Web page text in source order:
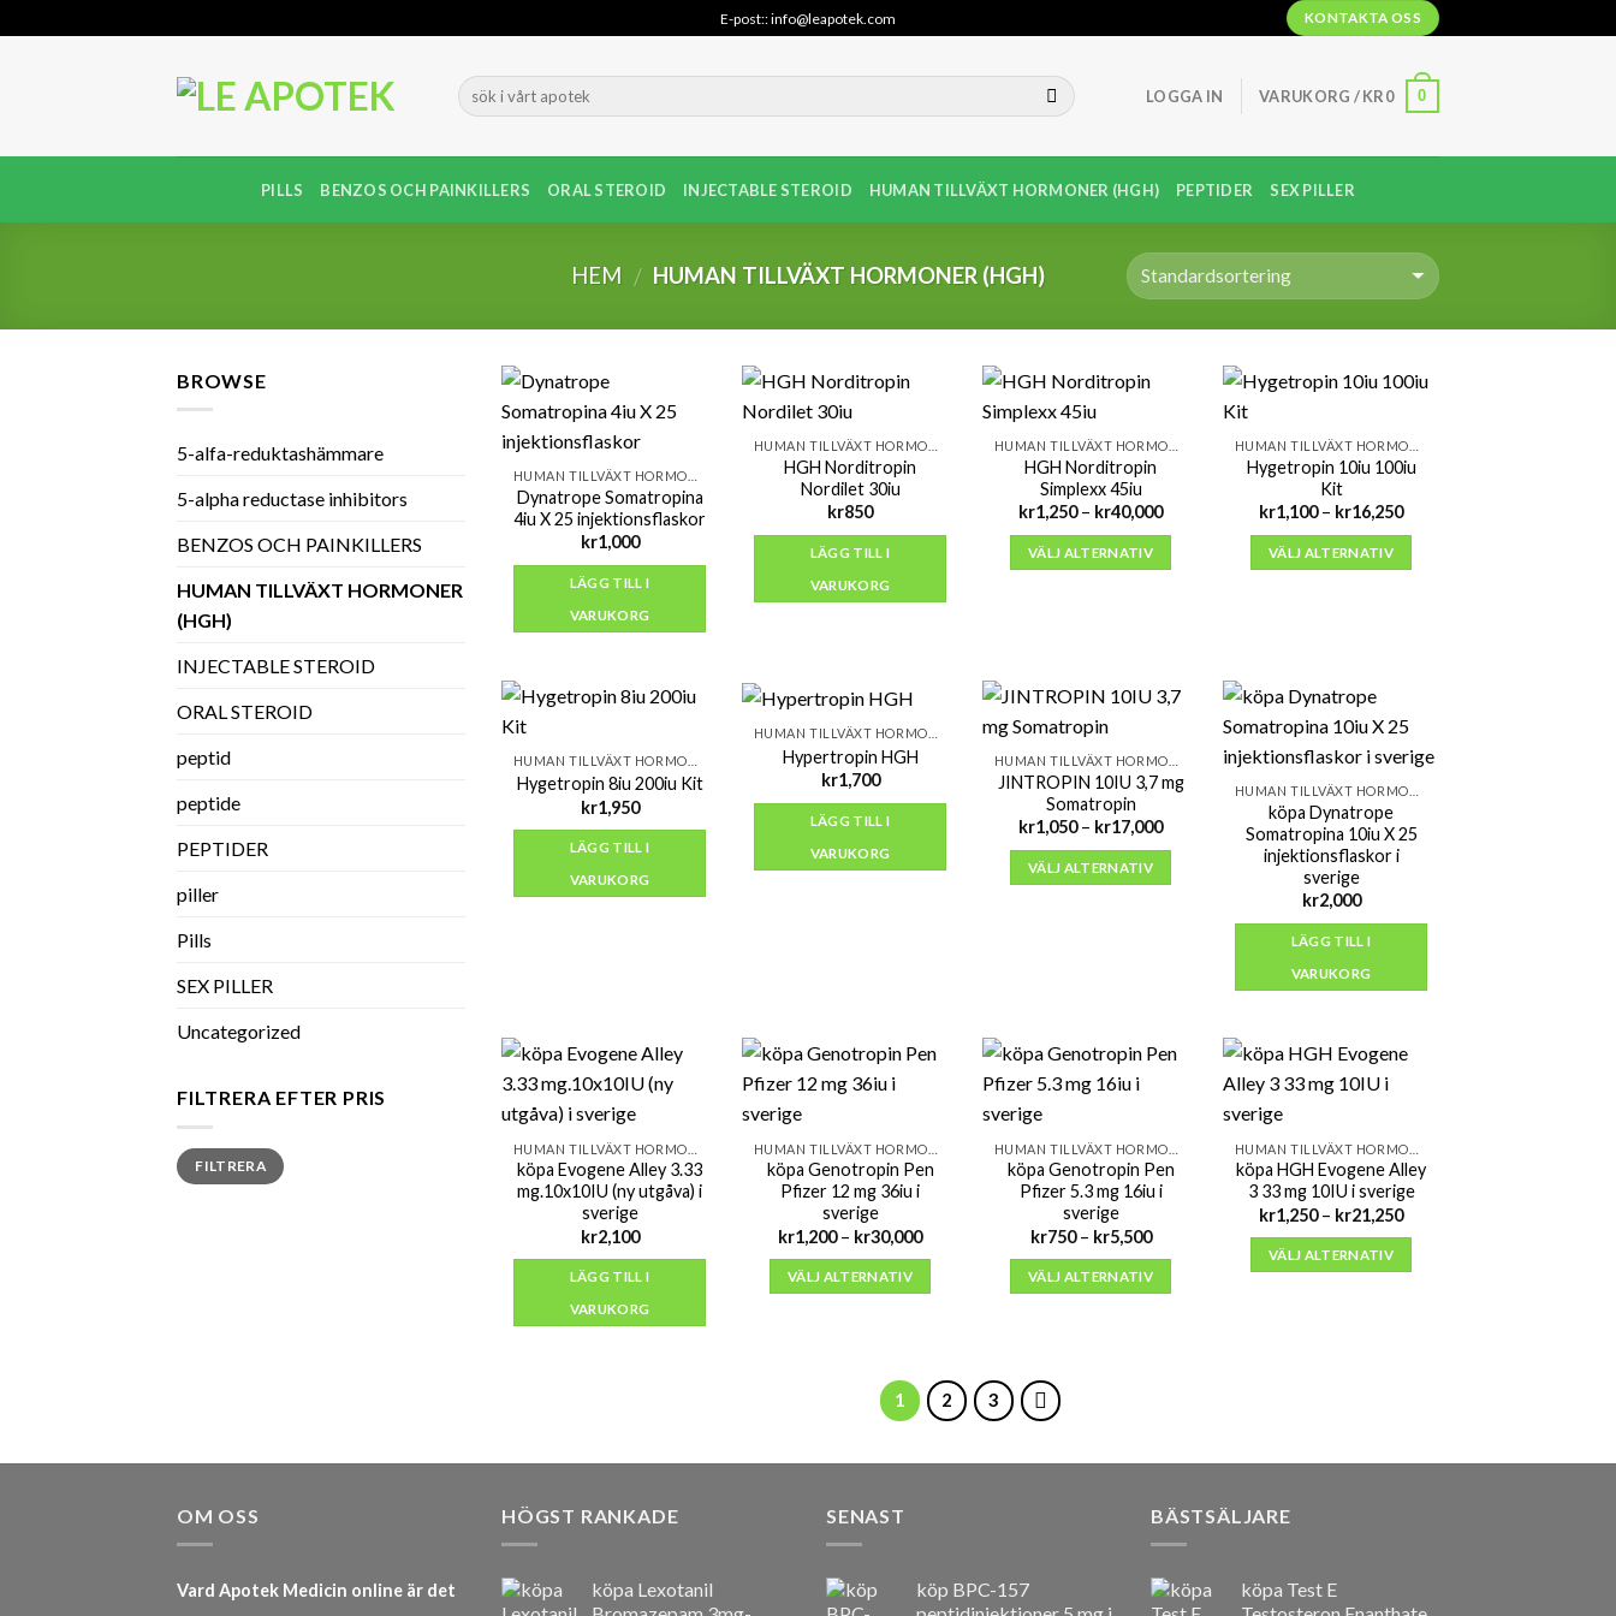
to
E-post:: info@leapotek.com KONTAKTA OSS
LOGGA IN VARUKORG /KR0 0
PILLS BENZOS OCH PAINKILLERS ORAL STEROID INJECTABLE STEROID HUMAN TILLVÄXT HORMONER (HGH) PEPTIDER SEX PILLER
HEM / HUMAN TILLVÄXT HORMONER (HGH)
BROWSE
5-alfa-reduktashämmare
5-alpha reductase inhibitors
BENZOS OCH PAINKILLERS
HUMAN TILLVÄXT HORMONER
(HGH)
INJECTABLE STEROID
ORAL STEROID
peptid
peptide
PEPTIDER
piller
Pills
SEX PILLER
Uncategorized
FILTRERA EFTER PRIS
Min
pris
Max
prisFILTRERA
Dynatrope Somatropina
4iu X 25 injektionsflaskor
kr1,000
LÄGG TILL I
VARUKORG
HGH Norditropin
Nordilet 30iu
kr850
LÄGG TILL I
VARUKORG
HGH Norditropin
Simplexx 45iu
kr1,250 – kr40,000Prisintervall:
VÄLJ ALTERNATIV
Hygetropin 10iu 100iu
Kit
kr1,100 – kr16,250Prisintervall:
VÄLJ ALTERNATIV
Hygetropin 8iu 200iu Kit
kr1,950
LÄGG TILL I
VARUKORG
Hypertropin HGH
kr1,700
LÄGG TILL I
VARUKORG
JINTROPIN 10IU 3,7 mg
Somatropin
kr1,050 – kr17,000Prisintervall:
VÄLJ ALTERNATIV
köpa Dynatrope
Somatropina 10iu X 25
injektionsflaskor i
sverige
kr2,000
LÄGG TILL I
VARUKORG
köpa Evogene Alley 3.33
mg.10x10IU (ny utgåva) i
sverige
kr2,100
LÄGG TILL I
VARUKORG
köpa Genotropin Pen
Pfizer 12 mg 36iu i
sverige
kr1,200 – kr30,000Prisintervall:
VÄLJ ALTERNATIV
köpa Genotropin Pen
Pfizer 5.3 mg 16iu i
sverige
kr750 – kr5,500Prisintervall:
till
kr5,500
VÄLJ ALTERNATIV
köpa HGH Evogene Alley
3 33 mg 10IU i sverige
kr1,250 – kr21,250Prisintervall:
VÄLJ ALTERNATIV
1 2 3
OM OSS
Vard Apotek Medicin online är det
HÖGST RANKADE
köpa Lexotanil
SENAST
köp BPC-157
BÄSTSÄLJARE
köpa Test E